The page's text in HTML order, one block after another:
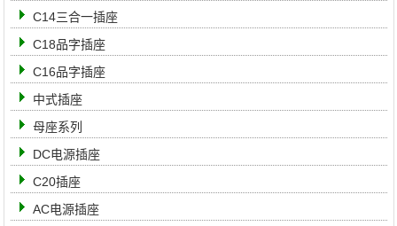
C14三合一插座
C18品字插座
C16品字插座
中式插座
母座系列
DC电源插座
C20插座
AC电源插座